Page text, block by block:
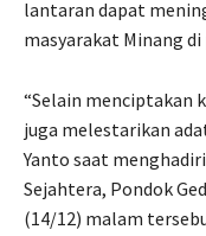
lantaran dapat
masyarakat Minang
“Selain menciptakan
juga melestarikan
Yanto saat
Sejahtera, Pondok
(14/12) malam